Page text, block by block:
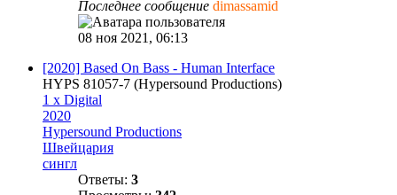
Последнее сообщение dimassamid
08 ноя 2021, 06:13
[2020] Based On Bass - Human Interface
HYPS 81057-7 (Hypersound Productions‎)
1 x Digital
2020
Hypersound Productions
Швейцария
сингл
Ответы: 3